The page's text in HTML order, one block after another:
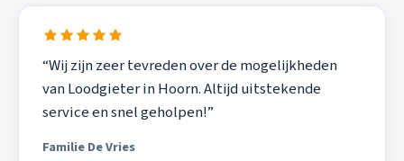
“Wij zijn zeer tevreden over de mogelijkheden
van Loodgieter in Hoorn. Altijd uitstekende
service en snel geholpen!”
Familie De Vries